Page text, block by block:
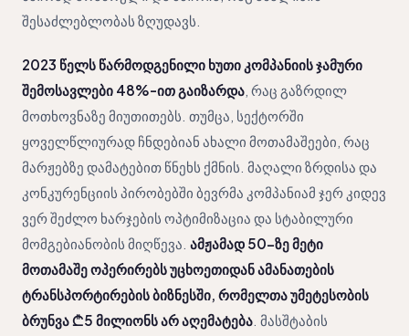
შესაძლებლობას ზღუდავს.
2023 წელს წარმოდგენილი ხუთი კომპანიის ჯამური
შემოსავლები 48%-ით გაიზარდა , რაც გაზრდილ
მოთხოვნაზე მიუთითებს. თუმცა, სექტორში
ყოველწლიურად ჩნდებიან ახალი მოთამაშეები, რაც
მარჟებზე დამატებით წნეხს ქმნის. მაღალი ზრდისა და
კონკურენციის პირობებში ბევრმა კომპანიამ ჯერ კიდევ
ვერ შეძლო ხარჯების ოპტიმიზაცია და სტაბილური
მომგებიანობის მიღწევა. ამჟამად 50-ზე მეტი
მოთამაშე ოპერირებს უცხოეთიდან ამანათების
ტრანსპორტირების ბიზნესში, რომელთა უმეტესობის
ბრუნვა ₾5 მილიონს არ აღემატება . მასშტაბის